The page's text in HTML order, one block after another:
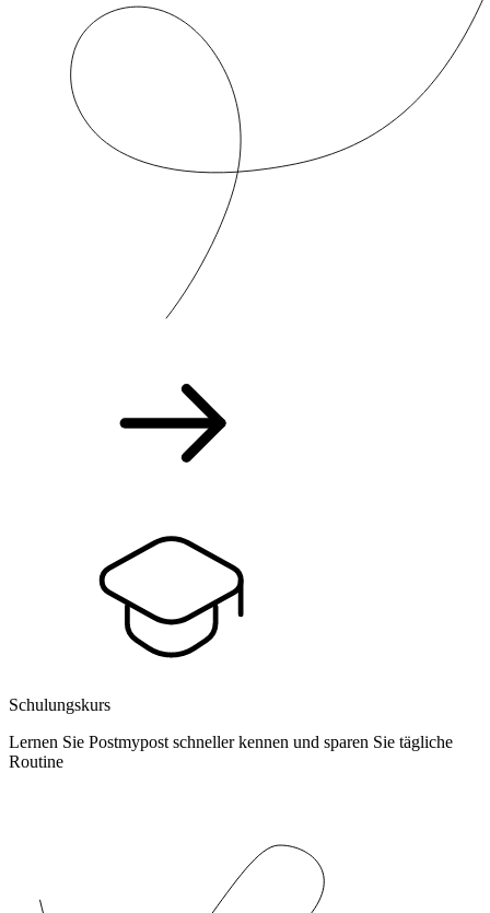
Schulungskurs
Lernen Sie Postmypost schneller kennen und sparen Sie tägliche
Routine